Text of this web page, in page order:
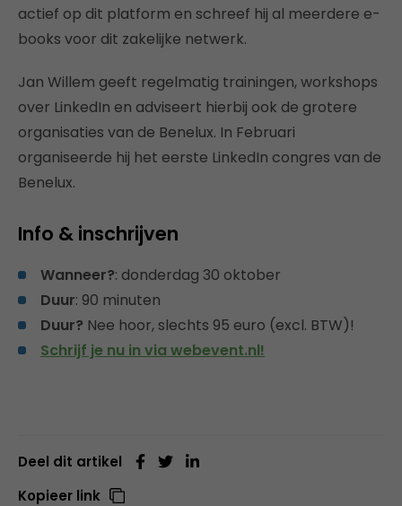
actief op dit platform en schreef hij al meerdere e-
books voor dit zakelijke netwerk.
Jan Willem geeft regelmatig trainingen, workshops
over LinkedIn en adviseert hierbij ook de grotere
organisaties van de Benelux. In Februari
organiseerde hij het eerste LinkedIn congres van de
Benelux.
Info & inschrijven
Wanneer?: donderdag 30 oktober
Duur: 90 minuten
Duur? Nee hoor, slechts 95 euro (excl. BTW)!
Schrijf je nu in via webevent.nl!
Deel dit artikel
Kopieer link